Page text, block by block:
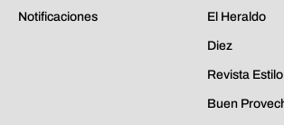
Notificaciones El Heraldo
Diez
Revista Estilo
Buen